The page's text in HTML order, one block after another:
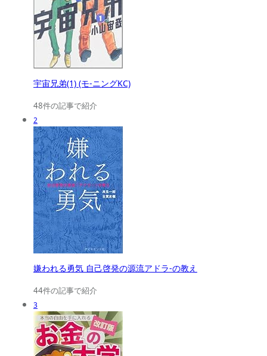
宇宙兄弟(1) (モ-ニングKC)
48件の記事で紹介
2
嫌われる勇気 自己啓発の源流アドラ-の教え
44件の記事で紹介
3